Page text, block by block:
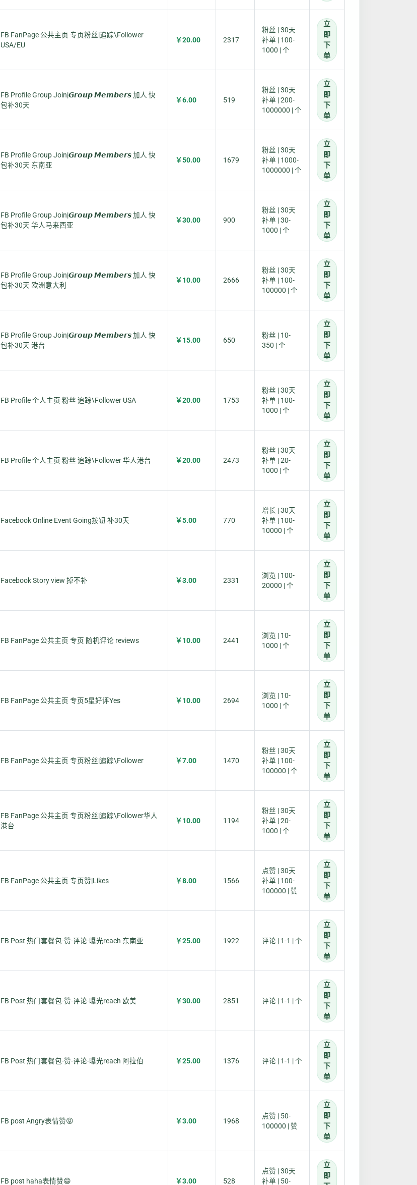
FB FanPage 公共主页 专页粉丝|追踪\Follower
USA/EU
￥20.00 2317
粉丝 | 30天
补单 | 100-
1000 | 个
立
即
下
单
FB Profile Group Join|𝙂𝙧𝙤𝙪𝙥 𝙈𝙚𝙢𝙗𝙚𝙧𝙨 加人 快
包补30天
￥6.00 519
粉丝 | 30天
补单 | 200-
1000000 | 个
立
即
下
单
FB Profile Group Join|𝙂𝙧𝙤𝙪𝙥 𝙈𝙚𝙢𝙗𝙚𝙧𝙨 加人 快
包补30天 东南亚
￥50.00 1679
粉丝 | 30天
补单 | 1000-
1000000 | 个
立
即
下
单
FB Profile Group Join|𝙂𝙧𝙤𝙪𝙥 𝙈𝙚𝙢𝙗𝙚𝙧𝙨 加人 快
包补30天 华人马来西亚
￥30.00 900
粉丝 | 30天
补单 | 30-
1000 | 个
立
即
下
单
FB Profile Group Join|𝙂𝙧𝙤𝙪𝙥 𝙈𝙚𝙢𝙗𝙚𝙧𝙨 加人 快
包补30天 欧洲意大利
￥10.00 2666
粉丝 | 30天
补单 | 100-
100000 | 个
立
即
下
单
FB Profile Group Join|𝙂𝙧𝙤𝙪𝙥 𝙈𝙚𝙢𝙗𝙚𝙧𝙨 加人 快
包补30天 港台
￥15.00 650
粉丝 | 10-
350 | 个
立
即
下
单
FB Profile 个人主页 粉丝 追踪\Follower USA ￥20.00 1753
粉丝 | 30天
补单 | 100-
1000 | 个
立
即
下
单
FB Profile 个人主页 粉丝 追踪\Follower 华人港台 ￥20.00 2473
粉丝 | 30天
补单 | 20-
1000 | 个
立
即
下
单
Facebook Online Event Going按钮 补30天 ￥5.00 770
增长 | 30天
补单 | 100-
10000 | 个
立
即
下
单
Facebook Story view 掉不补 ￥3.00 2331
浏览 | 100-
20000 | 个
立
即
下
单
FB FanPage 公共主页 专页 随机评论 reviews ￥10.00 2441
浏览 | 10-
1000 | 个
立
即
下
单
FB FanPage 公共主页 专页5星好评Yes ￥10.00 2694
浏览 | 10-
1000 | 个
立
即
下
单
FB FanPage 公共主页 专页粉丝|追踪\Follower ￥7.00 1470
粉丝 | 30天
补单 | 100-
100000 | 个
立
即
下
单
FB FanPage 公共主页 专页粉丝|追踪\Follower华人
港台
￥10.00 1194
粉丝 | 30天
补单 | 20-
1000 | 个
立
即
下
单
FB FanPage 公共主页 专页赞|Likes ￥8.00 1566
点赞 | 30天
补单 | 100-
100000 | 赞
立
即
下
单
FB Post 热门套餐包-赞-评论-曝光reach 东南亚 ￥25.00 1922 评论 | 1-1 | 个
立
即
下
单
FB Post 热门套餐包-赞-评论-曝光reach 欧美 ￥30.00 2851 评论 | 1-1 | 个
立
即
下
单
FB Post 热门套餐包-赞-评论-曝光reach 阿拉伯 ￥25.00 1376 评论 | 1-1 | 个
立
即
下
单
FB post Angry表情赞😡 ￥3.00 1968
点赞 | 50-
100000 | 赞
立
即
下
单
FB post haha表情赞😄 ￥3.00 528
点赞 | 30天
补单 | 50-
立
即